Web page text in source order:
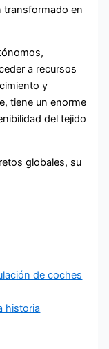
transformado en
a recursos
y
tiene un enorme
del tejido
globales, su
de coches
historia